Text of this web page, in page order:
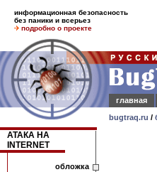
информационная безопасность
без паники и всерьез
подробно о проекте
главная
bugtraq.ru /
АТАКА НА
INTERNET
обложка